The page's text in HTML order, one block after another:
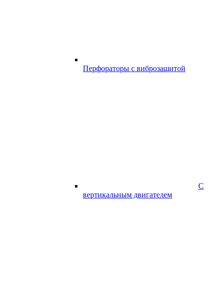
Перфораторы с виброзащитой
С
вертикальным двигателем